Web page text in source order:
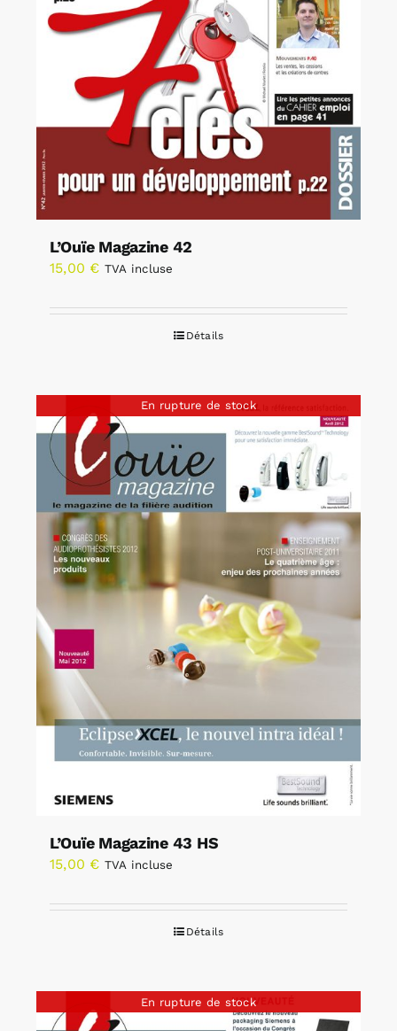
L’Ouïe Magazine 42
15,00 € TVA incluse
Détails
En rupture de stock
L’Ouïe Magazine 43 HS
15,00 € TVA incluse
Détails
En rupture de stock